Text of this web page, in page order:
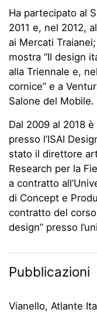
Ha partecipato al
2011 e, nel 2012,
ai Mercati
mostra “Il design
alla Triennale e,
cornice” e a
Salone del Mobile.
Dal 2009 al 2018
presso l’ISAI
stato il direttore
Research per la
a contratto
di Concept e
contratto del
design” presso
Pubblicazioni
Vianello, Atlante